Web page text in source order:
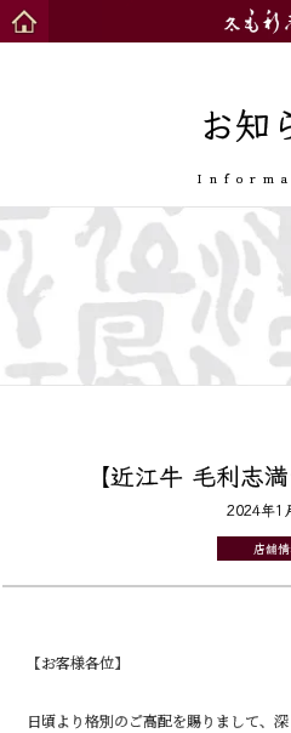
お知
【近江牛 毛利志
2024年1
店舗
【お客様各位】
日頃より格別のご高配を賜りまして、深